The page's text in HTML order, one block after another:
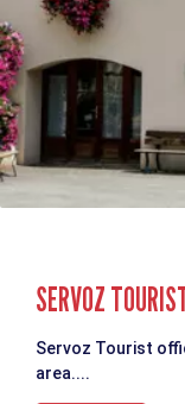
SERVOZ
Servoz Tourist
area....